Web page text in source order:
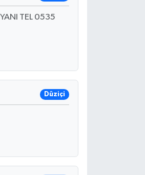
TEL 0535
Düziçi